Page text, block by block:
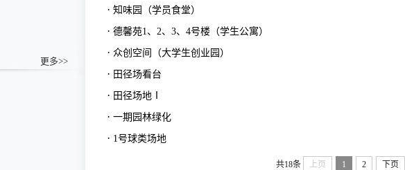
更多>>
· 知味园（学员食堂）
· 德馨苑1、2、3、4号楼（学生公寓）
· 众创空间（大学生创业园）
· 田径场看台
· 田径场地Ⅰ
· 一期园林绿化
· 1号球类场地
共18条 上页 1 2 下页